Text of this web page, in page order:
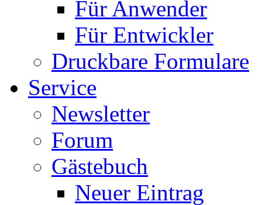
Für Anwender
Für Entwickler
Druckbare Formulare
Service
Newsletter
Forum
Gästebuch
Neuer Eintrag